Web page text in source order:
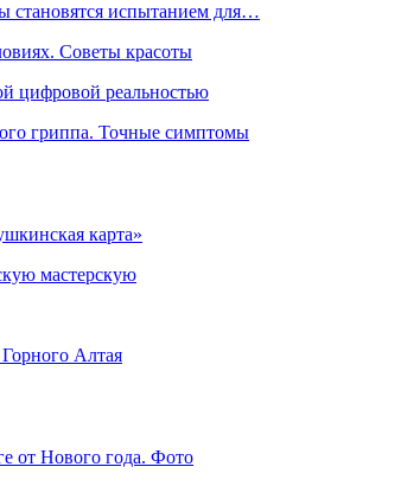
становятся испытанием для…
Советы красоты
цифровой реальностью
гриппа. Точные симптомы
карта»
мастерскую
Алтая
от Нового года. Фото